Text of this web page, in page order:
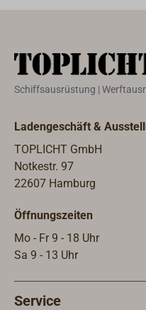
erforderlich)
integrierten
werden.Für die
der Main-
warmweißem
rotem Licht
Leuchten
Leuchte ist aus
goldfarbender
Schiffsausrüstung |
Ladengeschäft &
TOPLICHT GmbH
Notkestr. 97
22607 Hamburg
Öffnungszeiten
Mo - Fr 9 - 18 Uhr
Sa 9 - 13 Uhr
Service